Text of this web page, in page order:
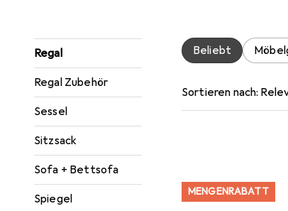
Regal
Regal Zubehör
Sessel
Sitzsack
Sofa + Bettsofa
Spiegel
Beliebt
Sortieren nach:
MENGENRABATT